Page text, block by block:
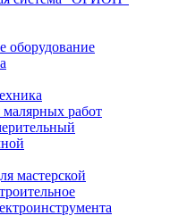
оборудование
работ
мастерской